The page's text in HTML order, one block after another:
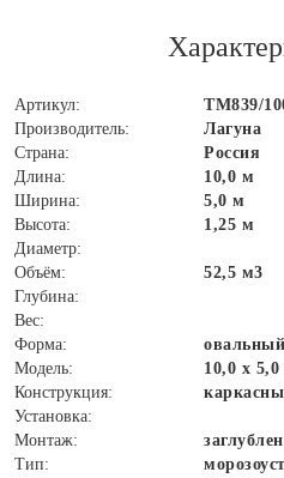
Артикул:
ТМ839/
Производитель:
Лагуна
Страна:
Россия
Длина:
10,0 м
Ширина:
5,0 м
Высота:
1,25 м
Диаметр:
Объём:
52,5 м3
Глубина:
Вес:
Форма:
овальный
Модель:
10,0 х
Конструкция:
Установка:
Монтаж:
Тип: